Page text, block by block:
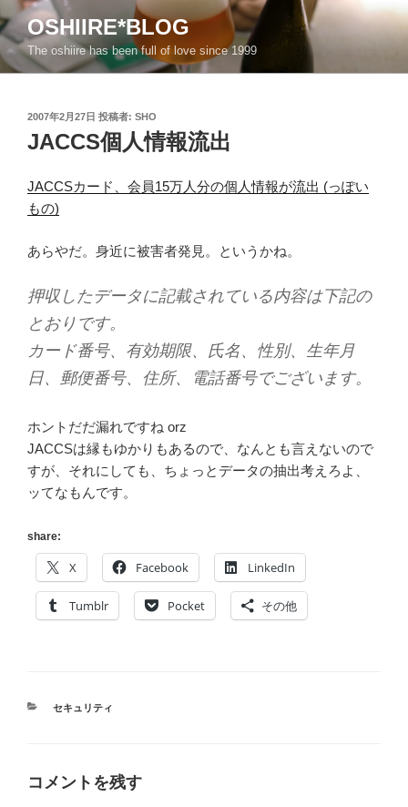
ン
テ
ン
OSHIIRE*BLOG
The oshiire has been full of love since 1999
投
稿
日:
2007年2月27日 投稿者: SHO
JACCS個人情報流出
JACCSカード、会員15万人分の個人情報が流出 (っぽい
もの)
あらやだ。身近に被害者発見。というかね。
押収したデータに記載されている内容は下記の
とおりです。
カード番号、有効期限、氏名、性別、生年月
日、郵便番号、住所、電話番号でございます。
ホントだだ漏れですね orz
JACCSは縁もゆかりもあるので、なんとも言えないので
すが、それにしても、ちょっとデータの抽出考えろよ、
ッてなもんです。
share:
X Facebook LinkedIn
Tumblr Pocket その他
カ
セキュリティ
コメントを残す